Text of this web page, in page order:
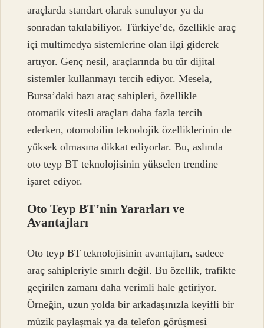
araçlarda standart olarak sunuluyor ya da
sonradan takılabiliyor. Türkiye’de, özellikle araç
içi multimedya sistemlerine olan ilgi giderek
artıyor. Genç nesil, araçlarında bu tür dijital
sistemler kullanmayı tercih ediyor. Mesela,
Bursa’daki bazı araç sahipleri, özellikle
otomatik vitesli araçları daha fazla tercih
ederken, otomobilin teknolojik özelliklerinin de
yüksek olmasına dikkat ediyorlar. Bu, aslında
oto teyp BT teknolojisinin yükselen trendine
işaret ediyor.
Oto Teyp BT’nin Yararları ve
Avantajları
Oto teyp BT teknolojisinin avantajları, sadece
araç sahipleriyle sınırlı değil. Bu özellik, trafikte
geçirilen zamanı daha verimli hale getiriyor.
Örneğin, uzun yolda bir arkadaşınızla keyifli bir
müzik paylaşmak ya da telefon görüşmesi